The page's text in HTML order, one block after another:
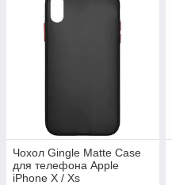
Чохол Gingle Matte Case
для телефона Apple
iPhone X / Xs